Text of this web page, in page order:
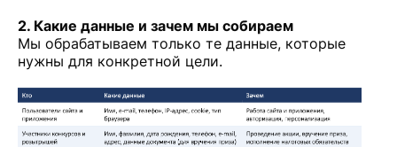
2. Какие данные и зачем мы собираем
Мы обрабатываем только те данные, которые
нужны для конкретной цели.